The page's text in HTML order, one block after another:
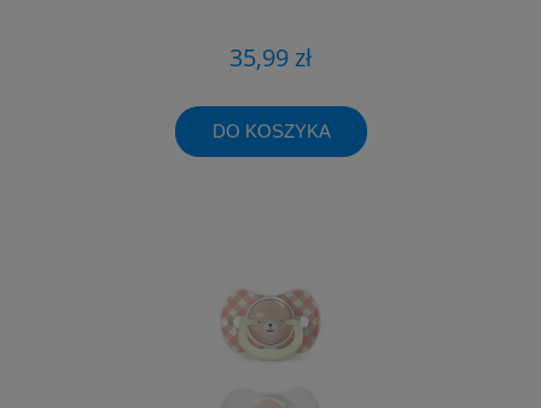
35,99 zł
DO KOSZYKA